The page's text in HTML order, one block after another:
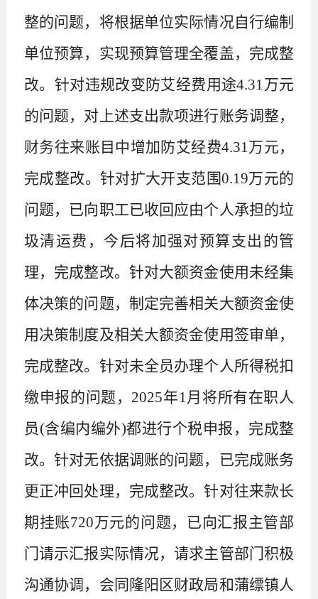
整的问题，将根据单位实际情况自行编制
单位预算，实现预算管理全覆盖，完成整
改。针对违规改变防艾经费用途4.31 万元
的问题，对上述支出款项进行账务调整，
财务往来账目中增加防艾经费4.31 万元，
完成整改。针对扩大开支范围0.19万元的
问题，已向职工已收回应由个人承担的垃
圾清运费，今后将加强对预算支出的管
理，完成整改。针对大额资金使用未经集
体决策的问题，制定完善相关大额资金使
用决策制度及相关大额资金使用签审单，
完成整改。针对未全员办理个人所得税扣
缴申报的问题， 2025年1 月将所有在职人
员 (含编内编外)都进行个税申报，完成整
改。针对无依据调账的问题，已完成账务
更正冲回处理，完成整改。针对往来款长
期挂账720万元的问题，已向汇报主管部
门请示汇报实际情况，请求主管部门积极
沟通协调，会同隆阳区财政局和蒲缥镇人